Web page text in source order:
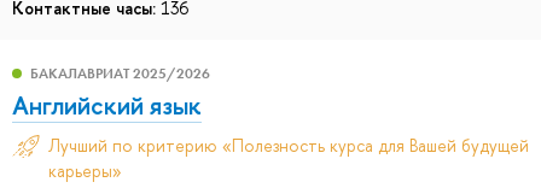
Контактные часы: 136
БАКАЛАВРИАТ 2025/2026
Английский язык
Лучший по критерию «Полезность курса для Вашей будущей
карьеры»